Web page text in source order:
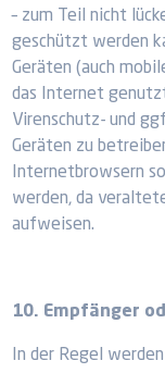
– zum Teil nicht
geschützt werden
Geräten (auch
das Internet
Virenschutz- und
Geräten zu
Internetbrowsern
werden, da
aufweisen.
10. Empfänger
In der Regel